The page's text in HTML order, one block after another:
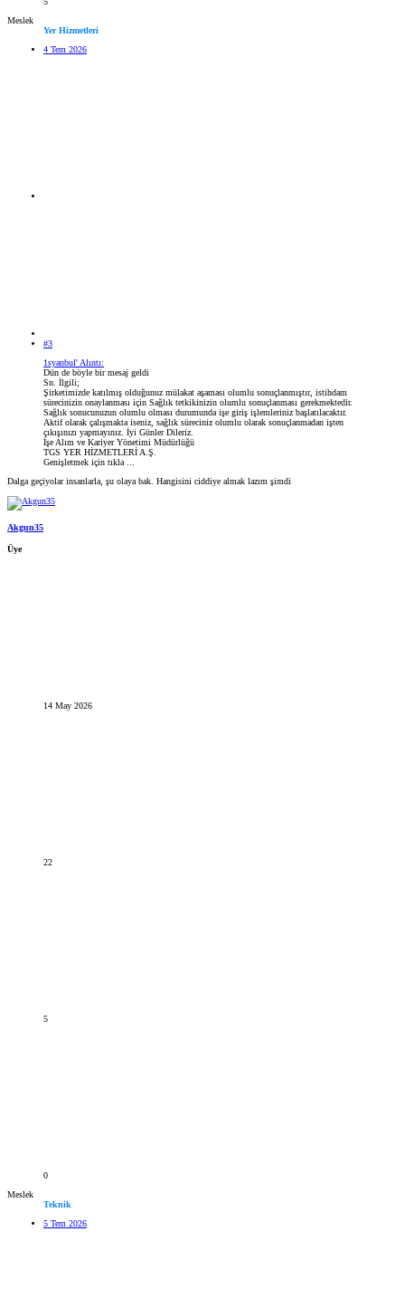
Meslek
Yer Hizmetleri
4 Tem 2026
#3
1syanbul' Alıntı:
Dün de böyle bir mesaj geldi
Sn. İlgili;
Şirketimizde katılmış olduğunuz mülakat aşaması olumlu sonuçlanmıştır, istihdam
sürecinizin onaylanması için Sağlık tetkikinizin olumlu sonuçlanması gerekmektedir.
Sağlık sonucunuzun olumlu olması durumunda işe giriş işlemleriniz başlatılacaktır.
Aktif olarak çalışmakta iseniz, sağlık süreciniz olumlu olarak sonuçlanmadan işten
çıkışınızı yapmayınız. İyi Günler Dileriz.
İşe Alım ve Kariyer Yönetimi Müdürlüğü
TGS YER HİZMETLERİ A.Ş.
Genişletmek için tıkla ...
Dalga geçiyolar insanlarla, şu olaya bak. Hangisini ciddiye almak lazım şimdi
Akgun35
Üye
14 May 2026
22
5
0
Meslek
Teknik
5 Tem 2026